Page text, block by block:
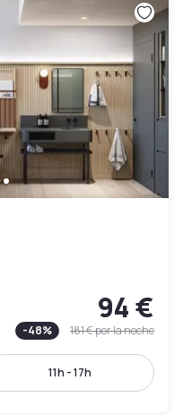
94 €
-48% 181 €por la noche
11h - 17h